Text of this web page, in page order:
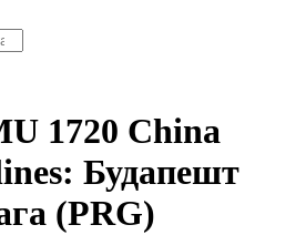
1720 China
: Будапешт
(PRG)